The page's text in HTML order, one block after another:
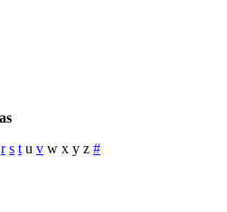
r s t u v w x y z #